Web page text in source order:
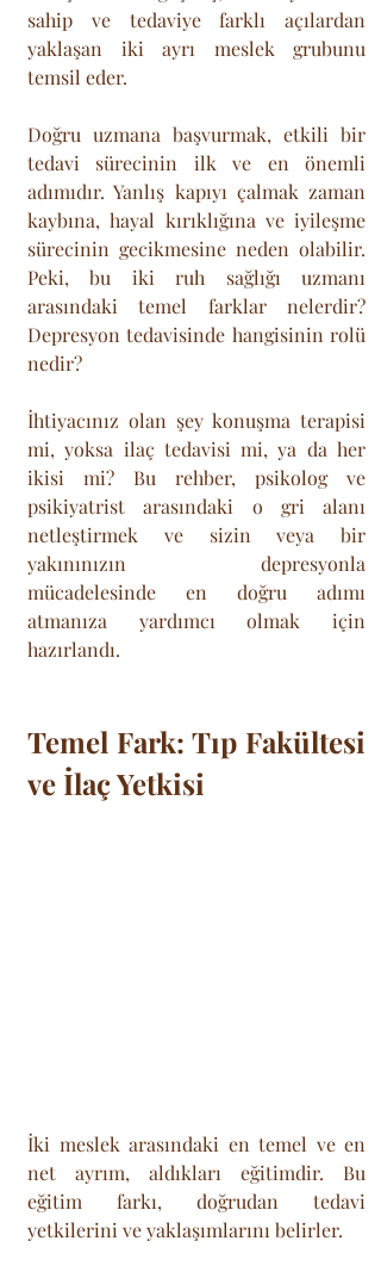
sahip ve tedaviye farklı açılardan
yaklaşan iki ayrı meslek grubunu
temsil eder.
Doğru uzmana başvurmak, etkili bir
tedavi sürecinin ilk ve en önemli
adımıdır. Yanlış kapıyı çalmak zaman
kaybına, hayal kırıklığına ve iyileşme
sürecinin gecikmesine neden olabilir.
Peki, bu iki ruh sağlığı uzmanı
arasındaki temel farklar nelerdir?
Depresyon tedavisinde hangisinin rolü
nedir?
İhtiyacınız olan şey konuşma terapisi
mi, yoksa ilaç tedavisi mi, ya da her
ikisi mi? Bu rehber, psikolog ve
psikiyatrist arasındaki o gri alanı
netleştirmek ve sizin veya bir
yakınınızın depresyonla
mücadelesinde en doğru adımı
atmanıza yardımcı olmak için
hazırlandı.
Temel Fark: Tıp Fakültesi
ve İlaç Yetkisi
İki meslek arasındaki en temel ve en
net ayrım, aldıkları eğitimdir. Bu
eğitim farkı, doğrudan tedavi
yetkilerini ve yaklaşımlarını belirler.